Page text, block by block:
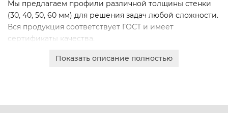
Мы предлагаем профили различной толщины стенки
(30, 40, 50, 60 мм) для решения задач любой сложности.
Вся продукция соответствует ГОСТ и имеет
сертификаты качества.
Закажите расчет онлайн для юридических лиц с
Показать описание полностью